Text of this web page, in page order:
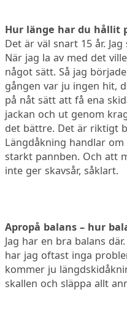
Hur länge har du hållit
Det är väl snart 15 år.
När jag la av med det
något sätt. Så jag
gången var ju ingen hit,
på nåt sätt att få ena
jackan och ut genom
det bättre. Det är riktigt
Längdåkning handlar
starkt pannben. Och att
inte ger skavsår, såklart.
Apropå balans – hur
Jag har en bra balans
har jag oftast inga
kommer ju
skallen och släppa allt